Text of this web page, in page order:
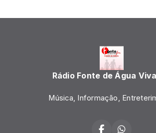
Rádio Fonte de Água
Música, Informação,